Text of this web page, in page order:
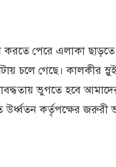
পেরে এলাকা
চলে গেছে। কালকীর
ভুগতে হবে
কর্তৃপক্ষের জরুরী